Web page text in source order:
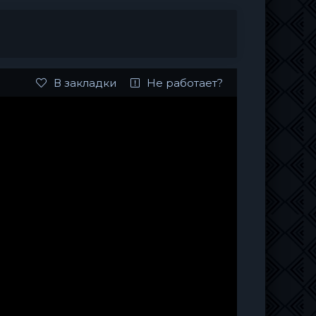
В закладки Не работает?